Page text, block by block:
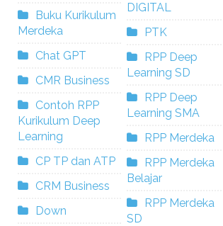
Buku Kurikulum
Merdeka
Chat GPT
CMR Business
Contoh RPP
Kurikulum Deep
Learning
CP TP dan ATP
CRM Business
Down
DIGITAL
PTK
RPP Deep
Learning SD
RPP Deep
Learning SMA
RPP Merdeka
RPP Merdeka
Belajar
RPP Merdeka
SD